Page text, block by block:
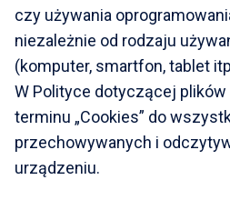
czy używania
niezależnie od rodzaju
(komputer, smartfon, tablet
W Polityce dotyczącej
terminu „Cookies” do
przechowywanych i
urządzeniu.